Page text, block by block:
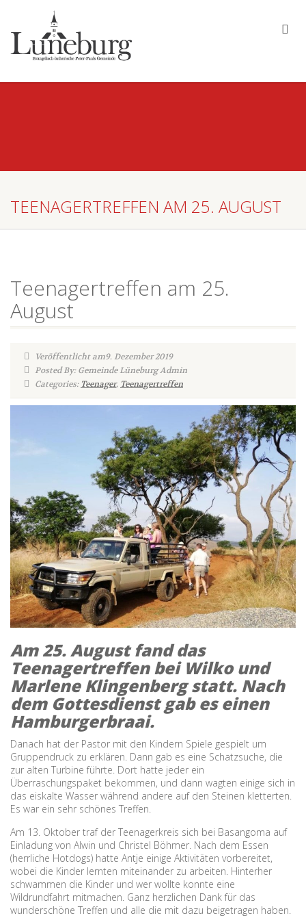
TEENAGERTREFFEN AM 25. AUGUST
Teenagertreffen am 25.
August
Veröffentlicht am9. Dezember 2019
Posted By: Gemeinde Lüneburg Admin
Categories: Teenager, Teenagertreffen
Am 25. August fand das
Teenagertreffen bei Wilko und
Marlene Klingenberg statt. Nach
dem Gottesdienst gab es einen
Hamburgerbraai.
Danach hat der Pastor mit den Kindern Spiele gespielt um
Gruppendruck zu erklären. Dann gab es eine Schatzsuche, die
zur alten Turbine führte. Dort hatte jeder ein
Überraschungspaket bekommen, und dann wagten einige sich in
das eiskalte Wasser während andere auf den Steinen kletterten.
Es war ein sehr schönes Treffen.
Am 13. Oktober traf der Teenagerkreis sich bei Basangoma auf
Einladung von Alwin und Christel Böhmer. Nach dem Essen
(herrliche Hotdogs) hatte Antje einige Aktivitäten vorbereitet,
wobei die Kinder lernten miteinander zu arbeiten. Hinterher
schwammen die Kinder und wer wollte konnte eine
Wildrundfahrt mitmachen. Ganz herzlichen Dank für das
wunderschöne Treffen und alle die mit dazu beigetragen haben.